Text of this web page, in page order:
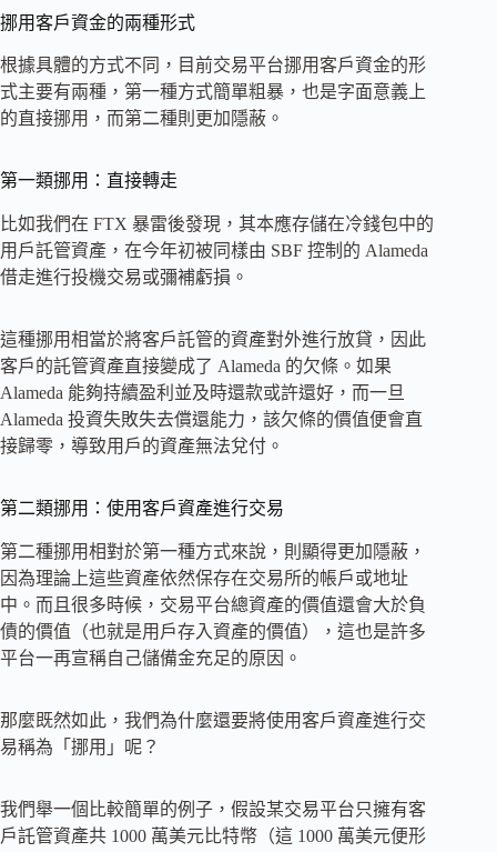
挪用客戶資金的兩種形式
根據具體的方式不同，目前交易平台挪用客戶資金的形
式主要有兩種，第一種方式簡單粗暴，也是字面意義上
的直接挪用，而第二種則更加隱蔽。
第一類挪用：直接轉走
比如我們在 FTX 暴雷後發現，其本應存儲在冷錢包中的
用戶託管資產，在今年初被同樣由 SBF 控制的 Alameda
借走進行投機交易或彌補虧損。
這種挪用相當於將客戶託管的資產對外進行放貸，因此
客戶的託管資產直接變成了 Alameda 的欠條。如果
Alameda 能夠持續盈利並及時還款或許還好，而一旦
Alameda 投資失敗失去償還能力，該欠條的價值便會直
接歸零，導致用戶的資產無法兌付。
第二類挪用：使用客戶資產進行交易
第二種挪用相對於第一種方式來說，則顯得更加隱蔽，
因為理論上這些資產依然保存在交易所的帳戶或地址
中。而且很多時候，交易平台總資產的價值還會大於負
債的價值（也就是用戶存入資產的價值），這也是許多
平台一再宣稱自己儲備金充足的原因。
那麼既然如此，我們為什麼還要將使用客戶資產進行交
易稱為「挪用」呢？
我們舉一個比較簡單的例子，假設某交易平台只擁有客
戶託管資產共 1000 萬美元比特幣（這 1000 萬美元便形